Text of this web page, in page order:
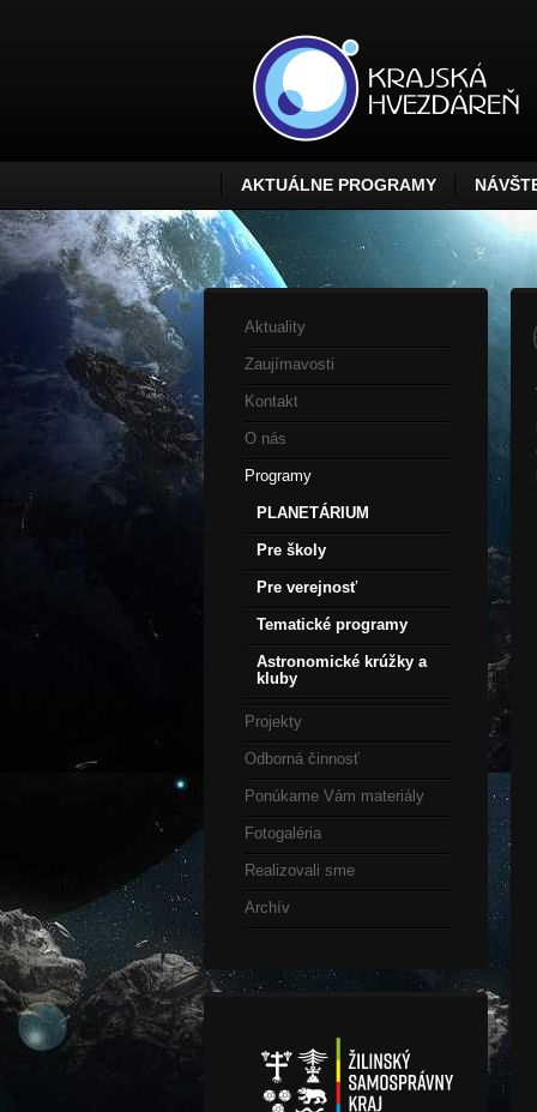
AKTUÁLNE PROGRAMY
Aktuality
Zaujímavosti
Kontakt
O nás
Programy
PLANETÁRIUM
Pre školy
Pre verejnosť
Tematické programy
Astronomické krúžky a
kluby
Projekty
Odborná činnosť
Ponúkame Vám materiály
Fotogaléria
Realizovali sme
Archív